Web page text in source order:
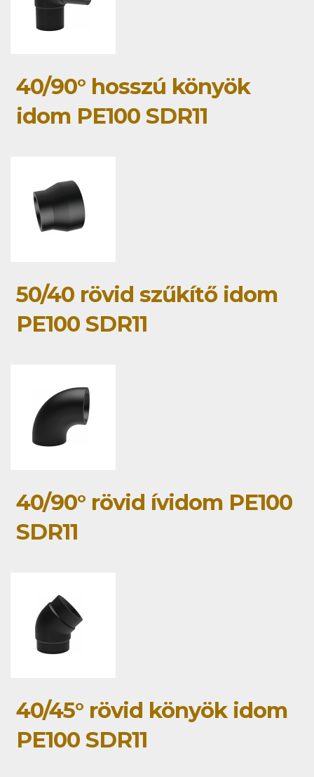
40/90° hosszú könyök
idom PE100 SDR11
50/40 rövid szűkítő idom
PE100 SDR11
40/90° rövid ívidom PE100
SDR11
40/45° rövid könyök idom
PE100 SDR11